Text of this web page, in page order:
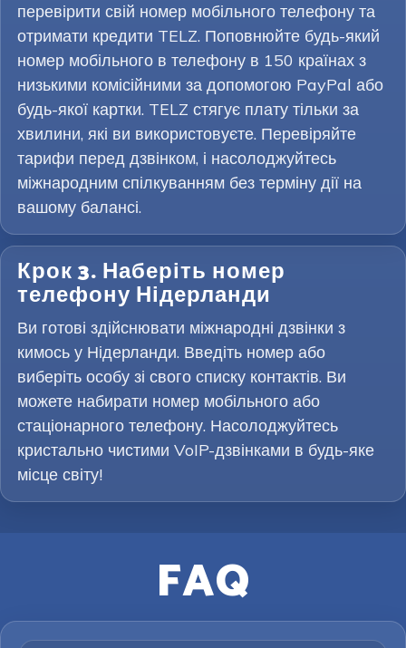
перевірити свій номер мобільного телефону та
отримати кредити TELZ. Поповнюйте будь-який
номер мобільного в телефону в 150 країнах з
низькими комісійними за допомогою PayPal або
будь-якої картки. TELZ стягує плату тільки за
хвилини, які ви використовуєте. Перевіряйте
тарифи перед дзвінком, і насолоджуйтесь
міжнародним спілкуванням без терміну дії на
вашому балансі.
Крок 3. Наберіть номер
телефону Нідерланди
Ви готові здійснювати міжнародні дзвінки з
кимось у Нідерланди. Введіть номер або
виберіть особу зі свого списку контактів. Ви
можете набирати номер мобільного або
стаціонарного телефону. Насолоджуйтесь
кристально чистими VoIP-дзвінками в будь-яке
місце світу!
FAQ